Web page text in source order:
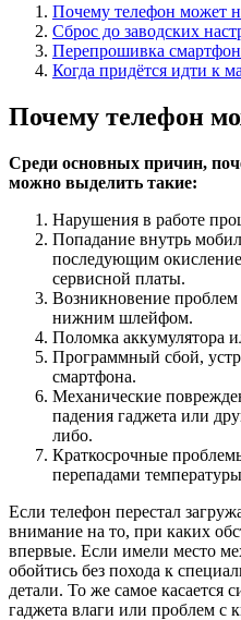
Почему телефон может
Сброс до заводских
Перепрошивка
Когда придётся идти к
Почему телефон
Среди основных причин,
можно выделить такие:
Нарушения в работе
Попадание внутрь
последующим
сервисной платы.
Возникновение
нижним шлейфом.
Поломка аккумулятора
Программный сбой,
смартфона.
Механические
падения гаджета или
либо.
Краткосрочные
перепадами
Если телефон перестал
внимание на то, при каких
впервые. Если имели место
обойтись без похода к
детали. То же самое касается
гаджета влаги или проблем с